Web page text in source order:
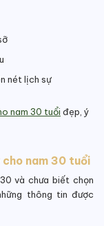
nét lịch sự
nam 30 tuổi đẹp, ý
cho nam 30 tuổi
và chưa biết chọn
thông tin được